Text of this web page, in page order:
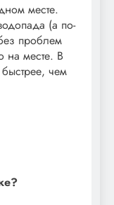
месте.
(а по-
проблем
на месте. В
чем